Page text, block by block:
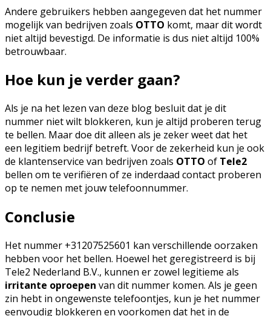
Andere gebruikers hebben aangegeven dat het nummer
mogelijk van bedrijven zoals OTTO komt, maar dit wordt
niet altijd bevestigd. De informatie is dus niet altijd 100%
betrouwbaar.
Hoe kun je verder gaan?
Als je na het lezen van deze blog besluit dat je dit
nummer niet wilt blokkeren, kun je altijd proberen terug
te bellen. Maar doe dit alleen als je zeker weet dat het
een legitiem bedrijf betreft. Voor de zekerheid kun je ook
de klantenservice van bedrijven zoals OTTO of Tele2
bellen om te verifiëren of ze inderdaad contact proberen
op te nemen met jouw telefoonnummer.
Conclusie
Het nummer +31207525601 kan verschillende oorzaken
hebben voor het bellen. Hoewel het geregistreerd is bij
Tele2 Nederland B.V., kunnen er zowel legitieme als
irritante oproepen van dit nummer komen. Als je geen
zin hebt in ongewenste telefoontjes, kun je het nummer
eenvoudig blokkeren en voorkomen dat het in de